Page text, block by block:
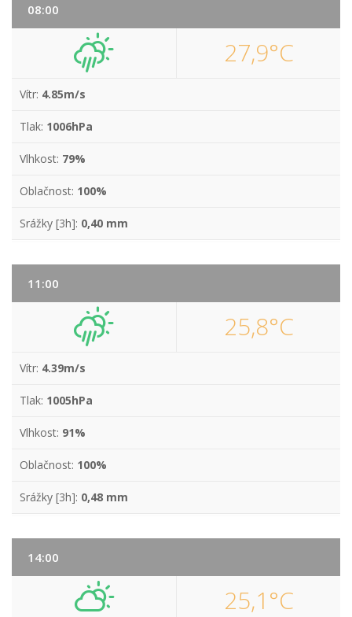
08:00
27,9°C
Vítr: 4.85m/s
Tlak: 1006hPa
Vlhkost: 79%
Oblačnost: 100%
Srážky [3h]: 0,40 mm
11:00
25,8°C
Vítr: 4.39m/s
Tlak: 1005hPa
Vlhkost: 91%
Oblačnost: 100%
Srážky [3h]: 0,48 mm
14:00
25,1°C